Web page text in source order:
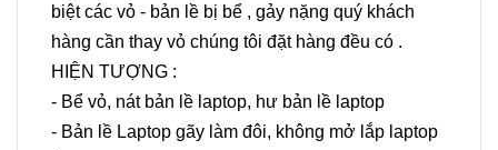
biệt các vỏ - bản lề bị bể , gảy nặng quý khách
hàng cần thay vỏ chúng tôi đặt hàng đều có .
HIỆN TƯỢNG :
- Bể vỏ, nát bản lề laptop, hư bản lề laptop
- Bản lề Laptop gãy làm đôi, không mở lắp laptop